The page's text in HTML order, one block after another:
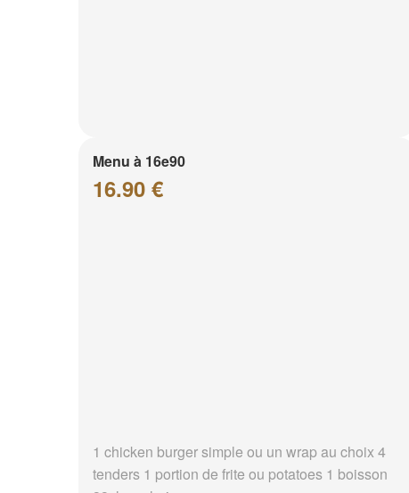
Menu à 16e90
16.90 €
1 chicken burger simple ou un wrap au choix 4
tenders 1 portion de frite ou potatoes 1 boisson